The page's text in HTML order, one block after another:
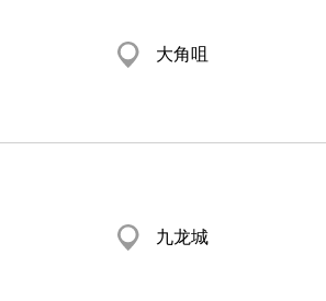
大角咀
九龙城